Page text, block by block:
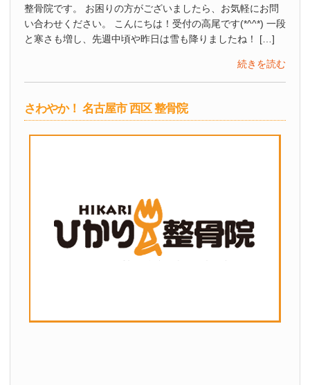
整骨院です。 お困りの方がございましたら、お気軽にお問
い合わせください。 こんにちは！受付の高尾です(*^^*) 一段
と寒さも増し、先週中頃や昨日は雪も降りましたね！ […]
続きを読む
さわやか！ 名古屋市 西区 整骨院